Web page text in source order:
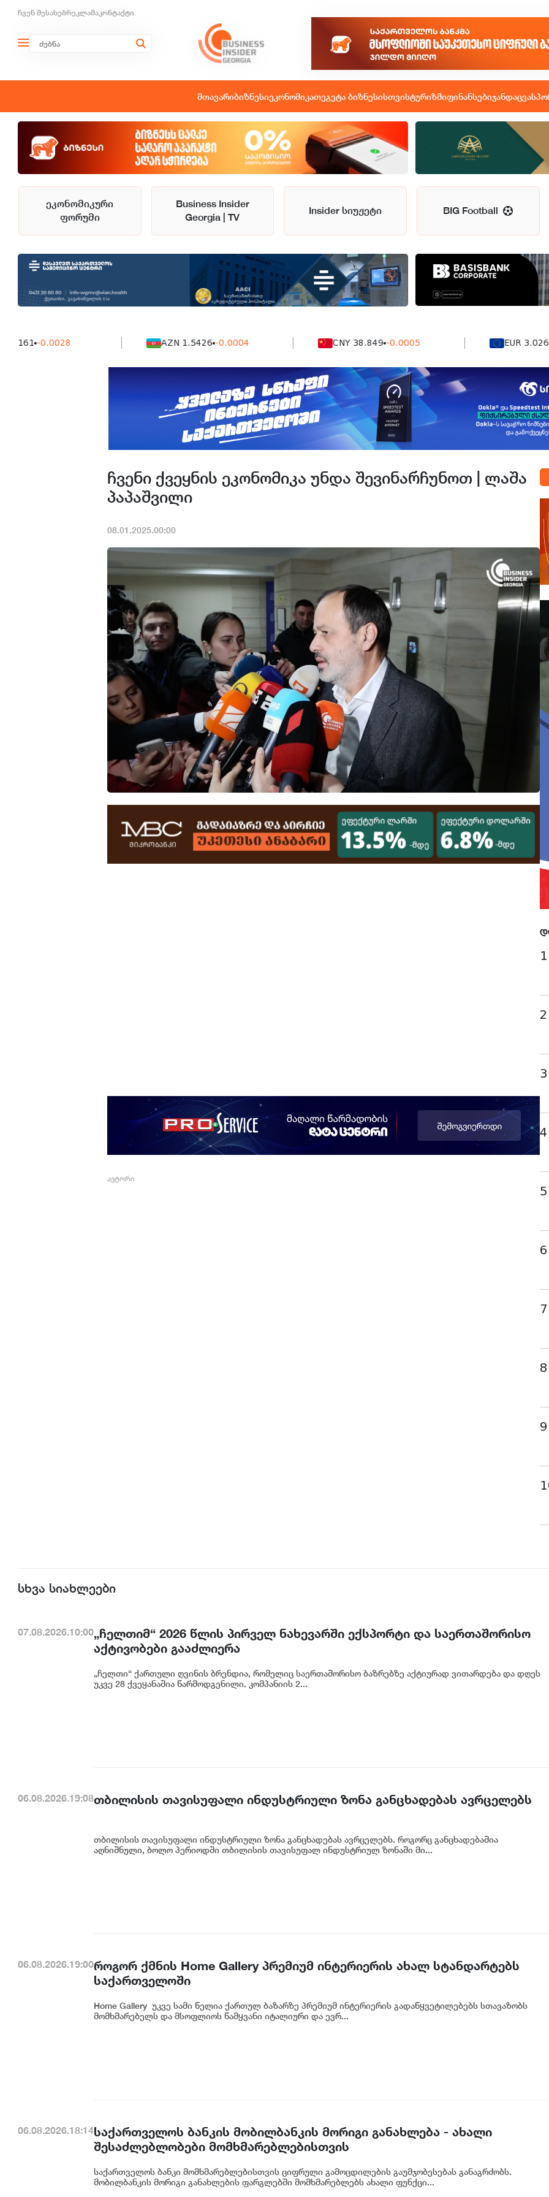
ჩვენ შესახებრეკლამაკონტაქტი
მთავარიბიზნესიეკონომიკათეგეტა ბიზნესისთვისტურიზმიფინანსებიჯანდაცვა
ეკონომიკური
ფორუმი
Business Insider
Georgia | TV
Insider სიუჟეტი BIG Football
-0.0028 AZN 1.5426 -0.0004 CNY 38.849 -0.0005 EUR 3.0264
ჩვენი ქვეყნის ეკონომიკა უნდა შევინარჩუნოთ | ლაშა
პაპაშვილი
08.01.2025.00:00
ავტორი
1
2
3
4
5
6
7
8
9
სხვა სიახლეები
07.08.2026.10:00„ჩელთიმ“ 2026 წლის პირველ ნახევარში ექსპორტი და საერთაშორისო
აქტივობები გააძლიერა
„ჩელთი“ ქართული ღვინის ბრენდია, რომელიც საერთაშორისო ბაზრებზე აქტიურად ვითარდება და დღეს
უკვე 28 ქვეყანაშია წარმოდგენილი. კომპანიის 2...
06.08.2026.19:08თბილისის თავისუფალი ინდუსტრიული ზონა განცხადებას ავრცელებს
თბილისის თავისუფალი ინდუსტრიული ზონა განცხადებას ავრცელებს. როგორც განცხადებაშია
აღნიშნული, ბოლო პერიოდში თბილისის თავისუფალ ინდუსტრიულ ზონაში მი...
06.08.2026.19:00როგორ ქმნის Home Gallery პრემიუმ ინტერიერის ახალ სტანდარტებს
საქართველოში
Home Gallery უკვე სამი წელია ქართულ ბაზარზე პრემიუმ ინტერიერის გადაწყვეტილებებს სთავაზობს
მომხმარებელს და მსოფლიოს წამყვანი იტალიური და ევრ...
06.08.2026.18:14საქართველოს ბანკის მობილბანკის მორიგი განახლება - ახალი
შესაძლებლობები მომხმარებლებისთვის
საქართველოს ბანკი მომხმარებლებისთვის ციფრული გამოცდილების გაუმჯობესებას განაგრძობს.
მობილბანკის მორიგი განახლების ფარგლებში მომხმარებლებს ახალი ფუნქცი...